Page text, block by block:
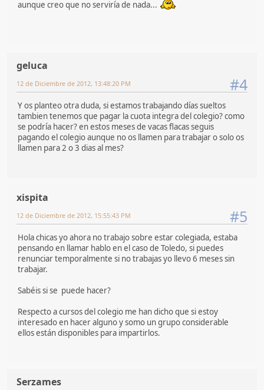
aunque creo que no serviría de nada...
geluca
#4
12 de Diciembre de 2012, 13:48:20 PM
Y os planteo otra duda, si estamos trabajando días sueltos
tambien tenemos que pagar la cuota integra del colegio? como
se podría hacer? en estos meses de vacas flacas seguis
pagando el colegio aunque no os llamen para trabajar o solo os
llamen para 2 o 3 dias al mes?
xispita
#5
12 de Diciembre de 2012, 15:55:43 PM
Hola chicas yo ahora no trabajo sobre estar colegiada, estaba
pensando en llamar hablo en el caso de Toledo, si puedes
renunciar temporalmente si no trabajas yo llevo 6 meses sin
trabajar.
Sabéis si se puede hacer?
Respecto a cursos del colegio me han dicho que si estoy
interesado en hacer alguno y somo un grupo considerable
ellos están disponibles para impartirlos.
Serzames